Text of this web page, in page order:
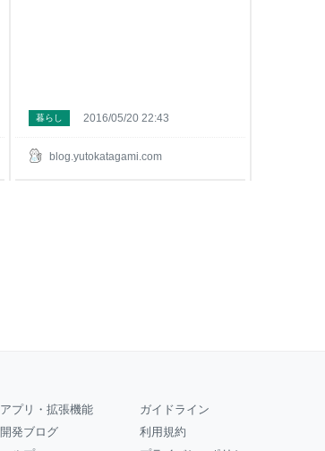
blog.yutokatagami.com
暮らし 2016/05/20 22:43
アプリ・拡張機能
開発ブログ
ガイドライン
利用規約